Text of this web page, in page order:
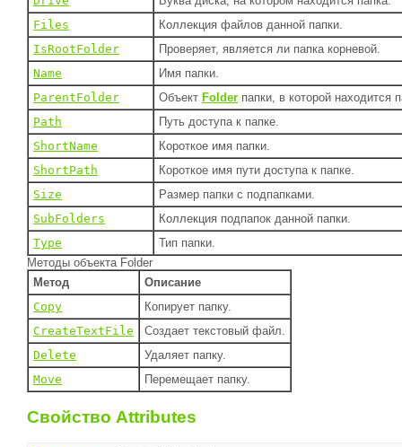
Files
Коллекция файлов данной папки.
IsRootFolder
Проверяет, является ли папка корневой.
Name
Имя папки.
ParentFolder
Объект Folder папки, в которой находится
Path
Путь доступа к папке.
ShortName
Короткое имя папки.
ShortPath
Короткое имя пути доступа к папке.
Size
Размер папки с подпапками.
SubFolders
Коллекция подпапок данной папки.
Type
Тип папки.
Методы объекта Folder
Метод
Описание
Copy
Копирует папку.
CreateTextFile
Создает текстовый файл.
Delete
Удаляет папку.
Move
Перемещает папку.
Свойство Attributes